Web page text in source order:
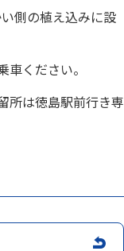
側の植え込みに設
ください。
は徳島駅前行き専